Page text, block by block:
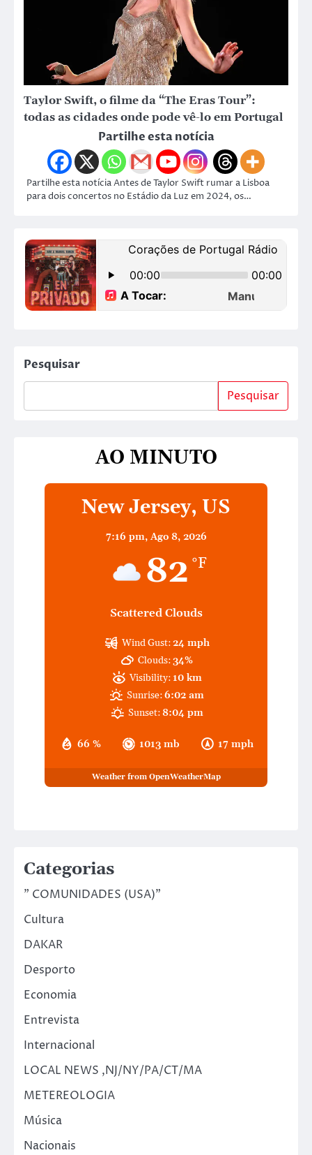
Taylor Swift, o filme da “The Eras Tour”:
todas as cidades onde pode vê-lo em Portugal
Partilhe esta notícia
Partilhe esta notícia Antes de Taylor Swift rumar a Lisboa
para dois concertos no Estádio da Luz em 2024, os…
Pesquisar
Pesquisar
AO MINUTO
New Jersey, US
7:16 pm, Ago 8, 2026
82 °F
Scattered Clouds
66 % 1013 mb 17 mph
Wind Gust:24 mph
Clouds:34%
Visibility: 10 km
Sunrise:6:02 am
Sunset:8:04 pm
Weather from OpenWeatherMap
Categorias
" COMUNIDADES (USA)"
Cultura
DAKAR
Desporto
Economia
Entrevista
Internacional
LOCAL NEWS ,NJ/NY/PA/CT/MA
METEREOLOGIA
Música
Nacionais